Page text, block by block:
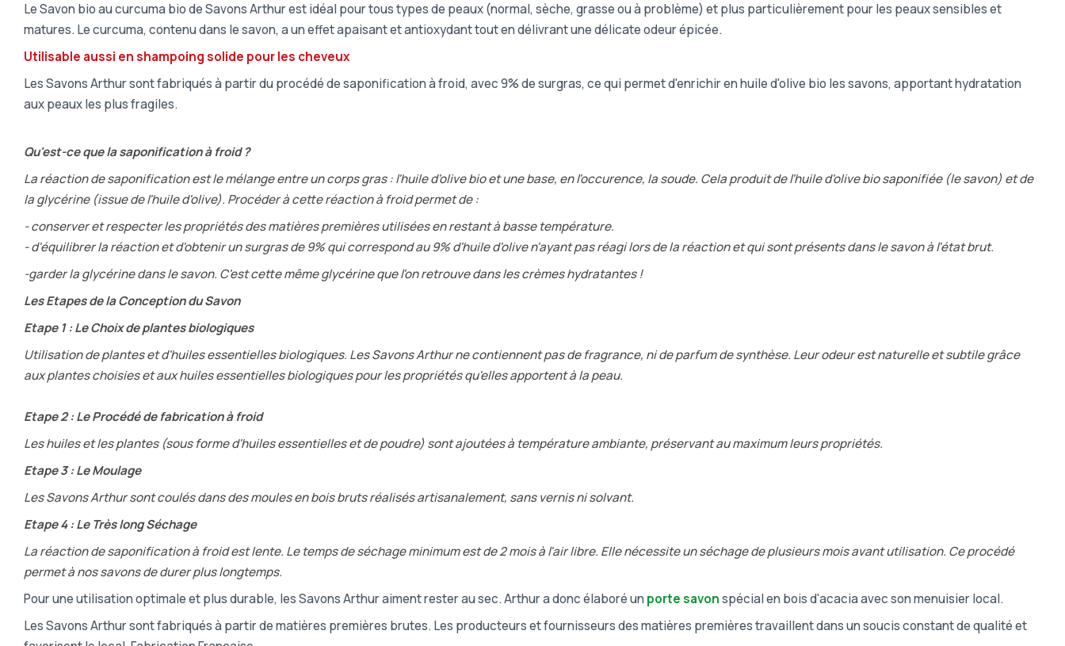
Le Savon bio au curcuma bio de Savons Arthur est idéal pour tous types de peaux (normal, sèche, grasse ou à problème) et plus particulièrement pour les peaux sensibles et
matures. Le curcuma, contenu dans le savon, a un effet apaisant et antioxydant tout en délivrant une délicate odeur épicée.
Utilisable aussi en shampoing solide pour les cheveux
Les Savons Arthur sont fabriqués à partir du procédé de saponification à froid, avec 9% de surgras, ce qui permet d'enrichir en huile d'olive bio les savons, apportant hydratation
aux peaux les plus fragiles.
Qu'est-ce que la saponification à froid ?
La réaction de saponification est le mélange entre un corps gras : l'huile d'olive bio et une base, en l'occurence, la soude. Cela produit de l'huile d'olive bio saponifiée (le savon) et de
la glycérine (issue de l'huile d'olive). Procéder à cette réaction à froid permet de :
- conserver et respecter les propriétés des matières premières utilisées en restant à basse température.
- d'équilibrer la réaction et d'obtenir un surgras de 9% qui correspond au 9% d'huile d'olive n'ayant pas réagi lors de la réaction et qui sont présents dans le savon à l'état brut.
-garder la glycérine dans le savon. C'est cette même glycérine que l'on retrouve dans les crèmes hydratantes !
Les Etapes de la Conception du Savon
Etape 1 : Le Choix de plantes biologiques
Utilisation de plantes et d'huiles essentielles biologiques. Les Savons Arthur ne contiennent pas de fragrance, ni de parfum de synthèse. Leur odeur est naturelle et subtile grâce
aux plantes choisies et aux huiles essentielles biologiques pour les propriétés qu'elles apportent à la peau.
Etape 2 : Le Procédé de fabrication à froid
Les huiles et les plantes (sous forme d'huiles essentielles et de poudre) sont ajoutées à température ambiante, préservant au maximum leurs propriétés.
Etape 3 : Le Moulage
Les Savons Arthur sont coulés dans des moules en bois bruts réalisés artisanalement, sans vernis ni solvant.
Etape 4 : Le Très long Séchage
La réaction de saponification à froid est lente. Le temps de séchage minimum est de 2 mois à l'air libre. Elle nécessite un séchage de plusieurs mois avant utilisation. Ce procédé
permet à nos savons de durer plus longtemps.
Pour une utilisation optimale et plus durable, les Savons Arthur aiment rester au sec. Arthur a donc élaboré un porte savonspécial en bois d'acacia avec son menuisier local.
Les Savons Arthur sont fabriqués à partir de matières premières brutes. Les producteurs et fournisseurs des matières premières travaillent dans un soucis constant de qualité et